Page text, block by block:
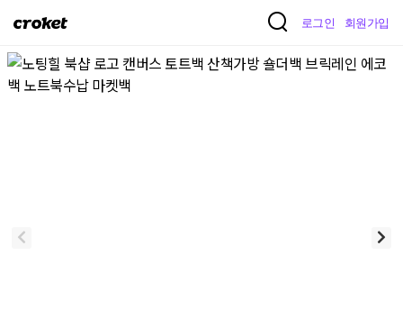
크
켓
로그인 회원가입